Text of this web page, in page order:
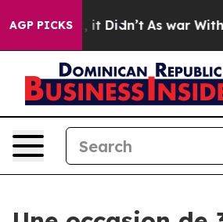
AGP PICKS
Well, it Didn’t As war With Iran